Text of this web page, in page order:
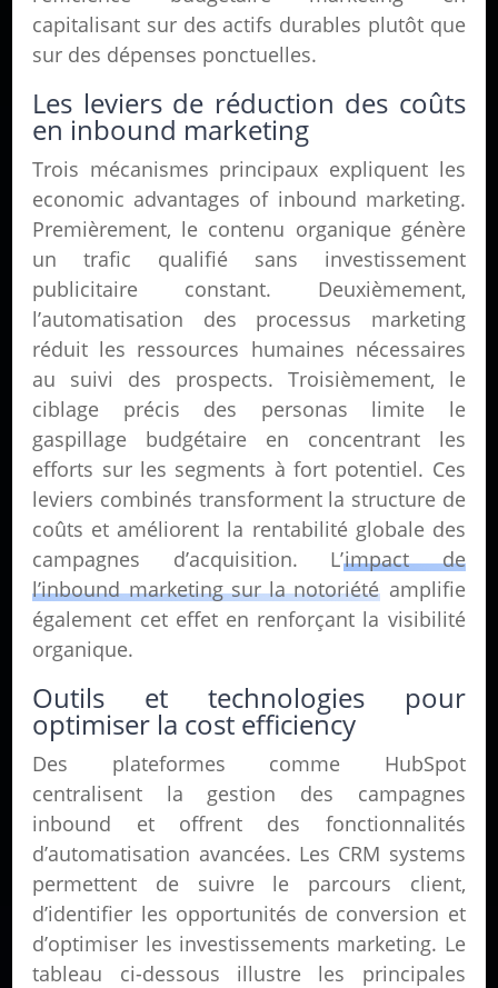
capitalisant sur des actifs durables plutôt que
sur des dépenses ponctuelles.
Les leviers de réduction des coûts
en inbound marketing
Trois mécanismes principaux expliquent les
economic advantages of inbound marketing.
Premièrement, le contenu organique génère
un trafic qualifié sans investissement
publicitaire constant. Deuxièmement,
l’automatisation des processus marketing
réduit les ressources humaines nécessaires
au suivi des prospects. Troisièmement, le
ciblage précis des personas limite le
gaspillage budgétaire en concentrant les
efforts sur les segments à fort potentiel. Ces
leviers combinés transforment la structure de
coûts et améliorent la rentabilité globale des
campagnes d’acquisition. L’impact de
l’inbound marketing sur la notoriété amplifie
également cet effet en renforçant la visibilité
organique.
Outils et technologies pour
optimiser la cost efficiency
Des plateformes comme HubSpot
centralisent la gestion des campagnes
inbound et offrent des fonctionnalités
d’automatisation avancées. Les CRM systems
permettent de suivre le parcours client,
d’identifier les opportunités de conversion et
d’optimiser les investissements marketing. Le
tableau ci-dessous illustre les principales